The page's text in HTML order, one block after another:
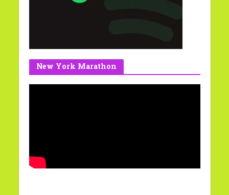
New York Marathon